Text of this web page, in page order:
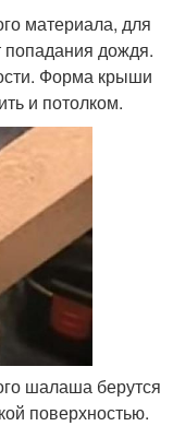
материала, для
попадания дождя.
Форма крыши
и потолком.
шалаша берутся
поверхностью.